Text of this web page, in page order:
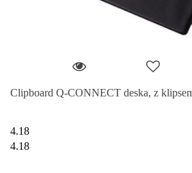
Clipboard Q-CONNECT deska, z
4.18
4.18